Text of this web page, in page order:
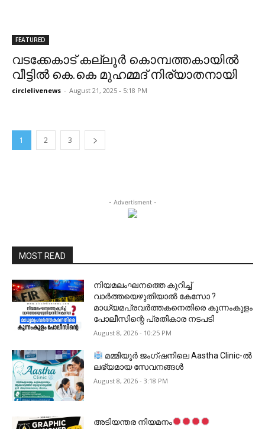
FEATURED
വടക്കേകാട് കല്ലൂർ കൊമ്പത്തകായിൽ
വീട്ടിൽ കെ.കെ മുഹമ്മദ് നിര്യാതനായി
circlelivenews - August 21, 2025 - 5:18 PM
1 2 3
- Advertisment -
MOST READ
നിയമലംഘനത്തെ കുറിച്ച്
വാർത്തയെഴുതിയാൽ കേസോ ?
മാധ്യമപ്രവർത്തകനെതിരെ കുന്നംകുളം
പോലീസിന്റെ പ്രതികാര നടപടി
August 8, 2026 - 10:25 PM
മമ്മിയൂർ ജംഗ്ഷനിലെ Aastha Clinic-ൽ
ലഭ്യമായ സേവനങ്ങൾ
August 8, 2026 - 3:18 PM
അടിയന്തര നിയമനം